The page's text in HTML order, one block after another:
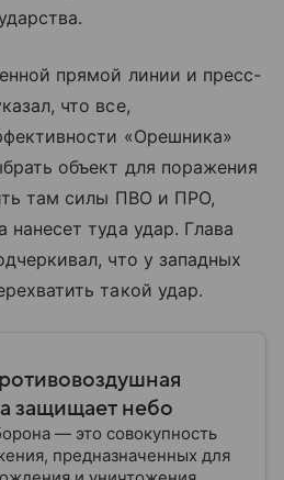
прямой линии и пресс-
что все,
«Орешника»
объект для поражения
там силы ПВО и ПРО,
нанесет туда удар. Глава
что у западных
такой удар.
защищает небо
— это совокупность
предназначенных для